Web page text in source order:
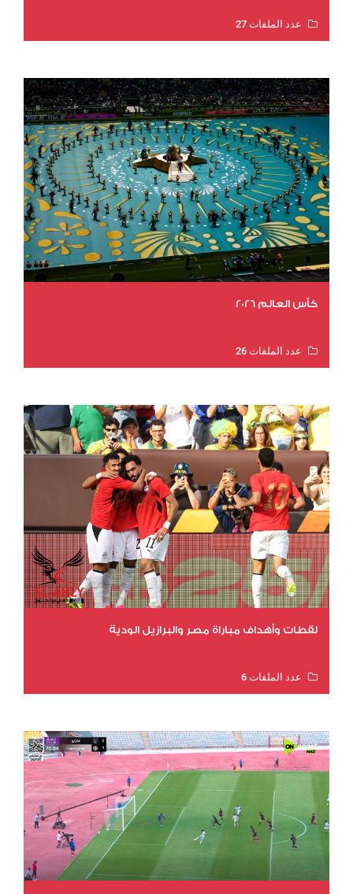
عدد الملفات 27
كأس العالم 2026
عدد الملفات 26
لقطات وأهداف مباراة مصر والبرازيل الودية
عدد الملفات 6